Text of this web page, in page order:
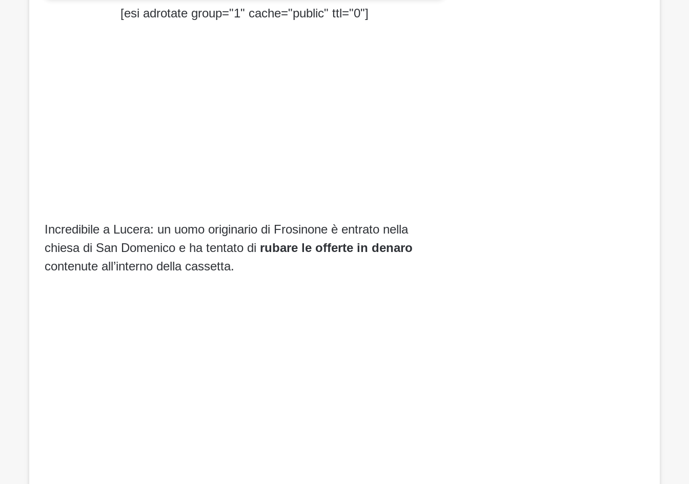
[esi adrotate group="1" cache="public" ttl="0"]
Incredibile a Lucera: un uomo originario di Frosinone è entrato nella
chiesa di San Domenico e ha tentato di rubare le offerte in denaro
contenute all’interno della cassetta.